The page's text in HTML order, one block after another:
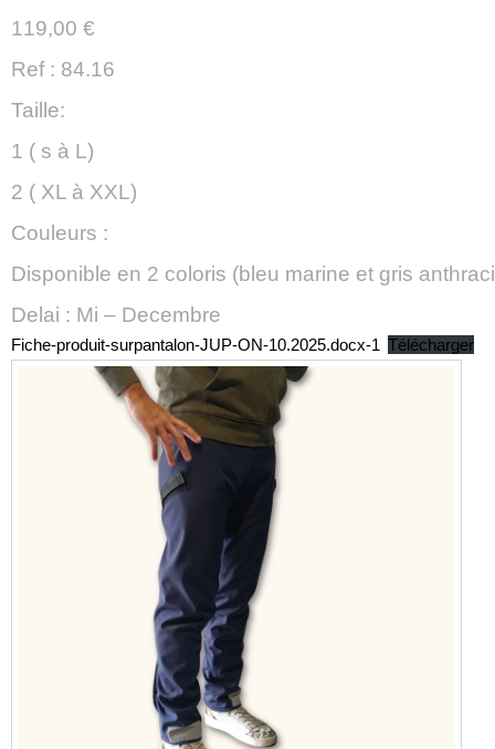
119,00 €
Ref : 84.16
Taille:
1 ( s à L)
2 ( XL à XXL)
Couleurs :
Disponible en 2 coloris (bleu marine et gris
Delai : Mi – Decembre
Fiche-produit-surpantalon-JUP-ON-10.2025.docx-1 Télécharger